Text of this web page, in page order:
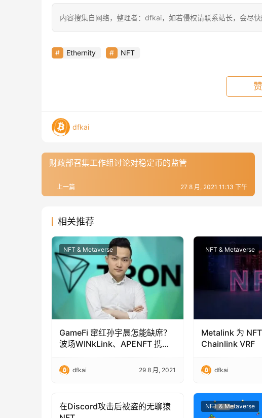
内容搜集自网络，整理者：dfkai，如若侵权请联系站长，会尽快
Ethernity NFT
赞
dfkai
财政部召集工作组讨论对稳定币的监管
上一篇 27 8 月, 2021 11:13 下午
相关推荐
NFT & Metaverse
GameFi 窜红孙宇晨怎能缺席？
波场WINkLink、APENFT 携手
dfkai 29 8 月, 2021
NFT & Metaverse
Metalink 为
Chainlink VRF
dfkai
NFT & Metaverse
在Discord攻击后被盗的无聊猿
NFT & Metaverse